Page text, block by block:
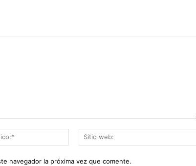
Correo
electrónico:*
navegador la próxima vez que comente.